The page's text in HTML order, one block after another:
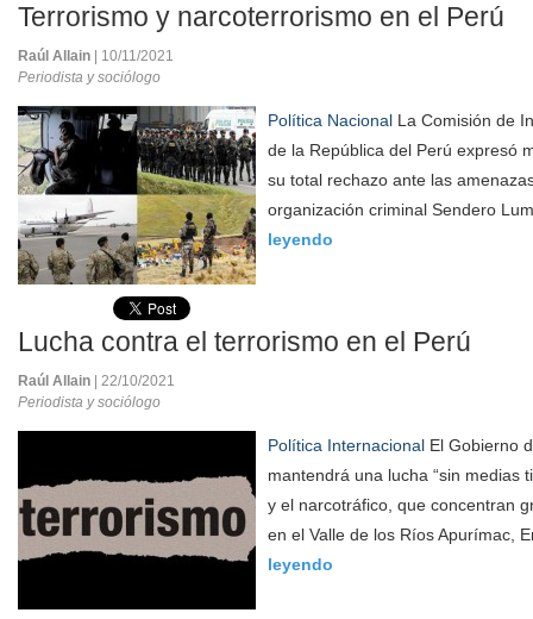
Terrorismo y narcoterrorismo en el Perú
Raúl Allain
| 10/11/2021
Periodista y sociólogo
Política Nacional La Comisión de
de la República del Perú expresó
su total rechazo ante las
organización criminal Sendero
leyendo
Lucha contra el terrorismo en el Perú
Raúl Allain
| 22/10/2021
Periodista y sociólogo
Política Internacional El Gobierno
mantendrá una lucha “sin medias
y el narcotráfico, que concentran
en el Valle de los Ríos Apurímac,
leyendo